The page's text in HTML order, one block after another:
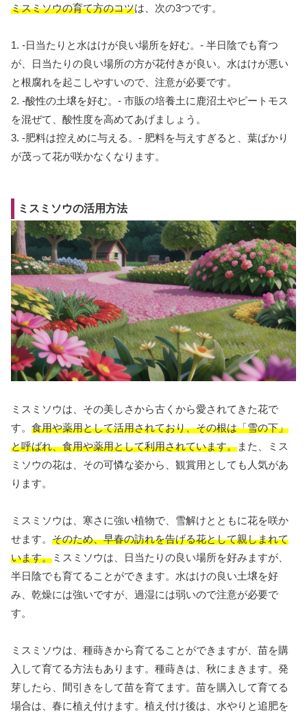
ミスミソウの育て方のコツは、次の3つです。
1. -日当たりと水はけが良い場所を好む。- 半日陰でも育つ
が、日当たりの良い場所の方が花付きが良い。水はけが悪い
と根腐れを起こしやすいので、注意が必要です。
2. -酸性の土壌を好む。- 市販の培養土に鹿沼土やピートモス
を混ぜて、酸性度を高めてあげましょう。
3. -肥料は控えめに与える。- 肥料を与えすぎると、葉ばかり
が茂って花が咲かなくなります。
ミスミソウの活用方法
ミスミソウは、その美しさから古くから愛されてきた花で
す。 食用や薬用として活用されており、その根は「雪の下」
と呼ばれ、食用や薬用として利用されています。また、ミス
ミソウの花は、その可憐な姿から、観賞用としても人気があ
ります。
ミスミソウは、寒さに強い植物で、雪解けとともに花を咲か
せます。 そのため、早春の訪れを告げる花として親しまれて
います。ミスミソウは、日当たりの良い場所を好みますが、
半日陰でも育てることができます。水はけの良い土壌を好
み、乾燥には強いですが、過湿には弱いので注意が必要で
す。
ミスミソウは、種蒔きから育てることができますが、苗を購
入して育てる方法もあります。種蒔きは、秋にまきます。発
芽したら、間引きをして苗を育てます。苗を購入して育てる
場合は、春に植え付けます。植え付け後は、水やりと追肥を